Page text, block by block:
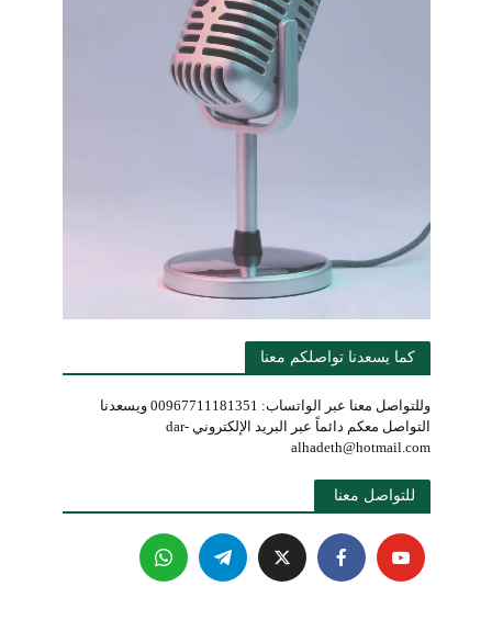
كما يسعدنا تواصلكم معنا
وللتواصل معنا عبر الواتساب: 00967711181351 ويسعدنا
التواصل معكم دائماً عبر البريد الإلكتروني dar-
alhadeth@hotmail.com
للتواصل معنا